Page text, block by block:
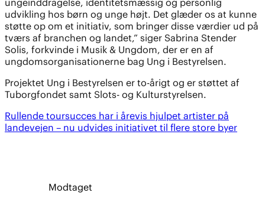
ungeinddragelse, identitetsmæssig og personlig
udvikling hos børn og unge højt. Det glæder os at kunne
støtte op om et initiativ, som bringer disse værdier ud på
tværs af branchen og landet,” siger Sabrina Stender
Solis, forkvinde i Musik & Ungdom, der er en af
ungdomsorganisationerne bag Ung i Bestyrelsen.
Projektet Ung i Bestyrelsen er to-årigt og er støttet af
Tuborgfondet samt Slots- og Kulturstyrelsen.
Rullende toursucces har i årevis hjulpet artister på
landevejen – nu udvides initiativet til flere store byer
Modtaget